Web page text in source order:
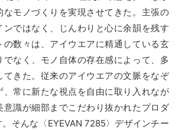
なモノづくりを実現させてきた。主張の
ンではなく、じんわりと心に余韻を残す
の数々は、アイウエアに精通している玄
でなく、モノ自体の存在感によって、多
てきた。従来のアイウエアの文脈をなぞ
、常に新たな視点を自由に取り入れなが
意識が細部までこだわり抜かれたプロダ
そんな〈EYEVAN 7285〉デザインチー